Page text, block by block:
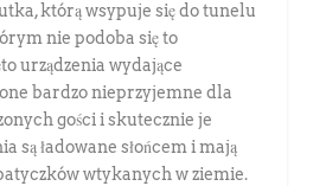
którą wsypuje się do tunelu
nie podoba się to
urządzenia wydające
bardzo nieprzyjemne dla
gości i skutecznie je
są ładowane słońcem i mają
wtykanych w ziemie.